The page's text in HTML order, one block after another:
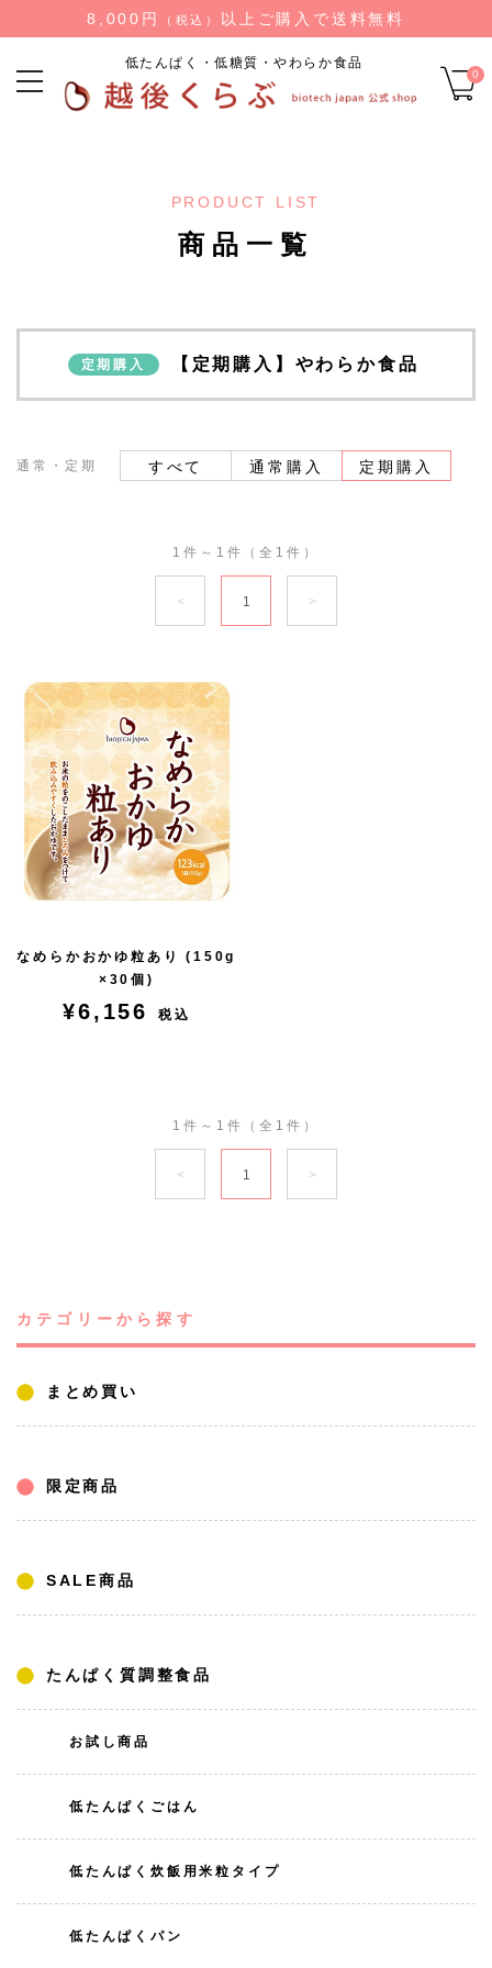
8,000円 （税込） 以上ご購入で送料無料
低たんぱく・低糖質・やわらか食品
0
PRODUCT LIST
商品一覧
カテゴリーから探す
まとめ買い
限定商品
SALE商品
たんぱく質調整食品
お試し商品
低たんぱくごはん
低たんぱく炊飯用米粒タイプ
低たんぱくパン
定期購入 【定期購入】やわらか食品
通常・定期 すべて 通常購入 定期購入
1件～1件（全1件）
1
なめらかおかゆ粒あり (150g
×30個)
¥6,156 税込
1件～1件（全1件）
1